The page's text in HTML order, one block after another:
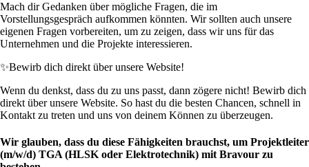
Mach dir Gedanken über mögliche Fragen, die im
Vorstellungsgespräch aufkommen könnten. Wir sollten auch unsere
eigenen Fragen vorbereiten, um zu zeigen, dass wir uns für das
Unternehmen und die Projekte interessieren.
✨Bewirb dich direkt über unsere Website!
Wenn du denkst, dass du zu uns passt, dann zögere nicht! Bewirb dich
direkt über unsere Website. So hast du die besten Chancen, schnell in
Kontakt zu treten und uns von deinem Können zu überzeugen.
Wir glauben, dass du diese Fähigkeiten brauchst, um Projektleiter
(m/w/d) TGA (HLSK oder Elektrotechnik) mit Bravour zu